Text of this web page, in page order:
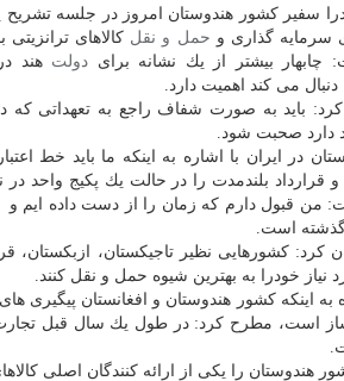
سفیر كشور هندوستان امروز در جلسه تشریح
گذاری و حمل و نقل كالاهای ترانزیتی
چابهار بیشتر از یك نشانه برای دولت هند
می كند اهمیت دارد.
باید به صورت شفاف راجع به تعهداتی كه در
دارد صحبت شود.
در ایران با اشاره به اینكه ما باید خط
قرارداد بلندمدت را در حالت یك پكیج واحد در
است.
نیاز خودرا به بهترین شیوه حمل و نقل كنند.
به اینكه كشور هندوستان و افغانستان پیگیری
هندوستان را یكی از ارائه كنندگان اصلی